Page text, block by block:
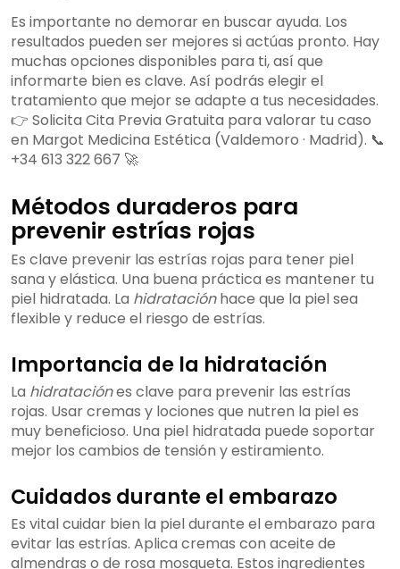
Es importante no demorar en buscar ayuda. Los
resultados pueden ser mejores si actúas pronto. Hay
muchas opciones disponibles para ti, así que
informarte bien es clave. Así podrás elegir el
tratamiento que mejor se adapte a tus necesidades.
👉 Solicita Cita Previa Gratuita para valorar tu caso
en Margot Medicina Estética (Valdemoro · Madrid). 📞
+34 613 322 667 🚀
Métodos duraderos para
prevenir estrías rojas
Es clave prevenir las estrías rojas para tener piel
sana y elástica. Una buena práctica es mantener tu
piel hidratada. La hidrataciónhace que la piel sea
flexible y reduce el riesgo de estrías.
Importancia de la hidratación
La hidrataciónes clave para prevenir las estrías
rojas. Usar cremas y lociones que nutren la piel es
muy beneficioso. Una piel hidratada puede soportar
mejor los cambios de tensión y estiramiento.
Cuidados durante el embarazo
Es vital cuidar bien la piel durante el embarazo para
evitar las estrías. Aplica cremas con aceite de
almendras o de rosa mosqueta. Estos ingredientes